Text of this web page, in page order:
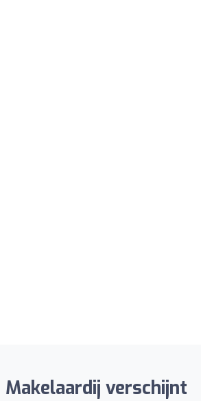
Makelaardij verschijnt